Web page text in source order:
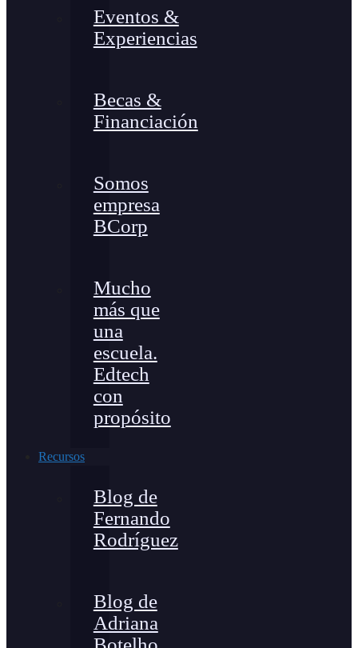
Eventos &
Experiencias
Becas &
Financiación
Somos
empresa
BCorp
Mucho
más que
una
escuela.
Edtech
con
propósito
Recursos
Blog de
Fernando
Rodríguez
Blog de
Adriana